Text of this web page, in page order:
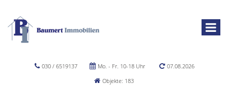
030 / 6519137 Mo. - Fr. 10-18 Uhr
07.08.2026
Objekte: 183